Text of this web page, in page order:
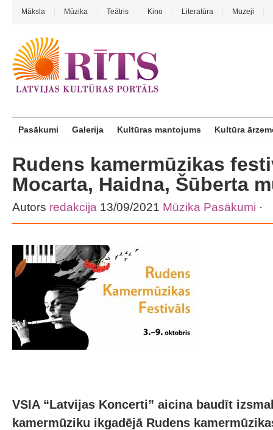
Māksla Mūzika Teātris Kino Literatūra Muzeji
Pasākumi Galerija Kultūras mantojums Kultūra
Rudens kamermūzikas
Mocarta, Haidna, Šūberta
Autors redakcija 13/09/2021 Mūzika Pasākumi ·
VSIA “Latvijas Koncerti” aicina baudīt
kamermūziku ikgadējā Rudens